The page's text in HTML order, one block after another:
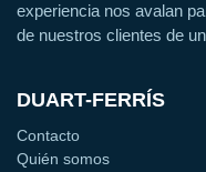
experiencia nos avalan
de nuestros clientes de
DUART-FERRÍS
Contacto
Quién somos